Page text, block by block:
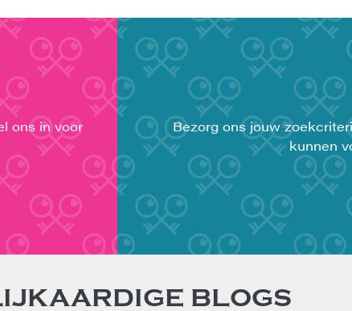
ons in voor
Bezorg ons jouw
kunnen
BLOGS